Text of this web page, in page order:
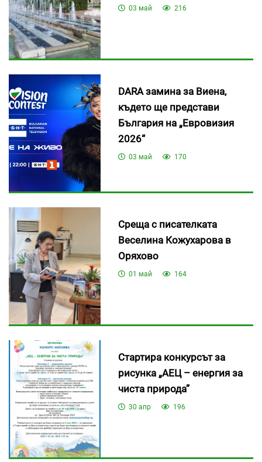
03 май 216
DARA замина за Виена,
където ще представи
България на „Евровизия
2026“
03 май 170
Среща с писателката
Веселина Кожухарова в
Оряхово
01 май 164
Стартира конкурсът за
рисунка „АЕЦ – енергия за
чиста природа”
30 апр 196